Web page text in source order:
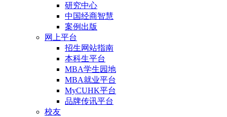
研究中心
中国经商智慧
案例出版
网上平台
招生网站指南
本科生平台
MBA学生园地
MBA就业平台
MyCUHK平台
品牌传讯平台
校友